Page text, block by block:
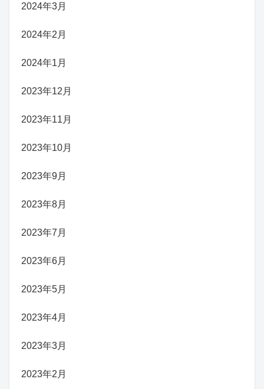
2024年3月
2024年2月
2024年1月
2023年12月
2023年11月
2023年10月
2023年9月
2023年8月
2023年7月
2023年6月
2023年5月
2023年4月
2023年3月
2023年2月